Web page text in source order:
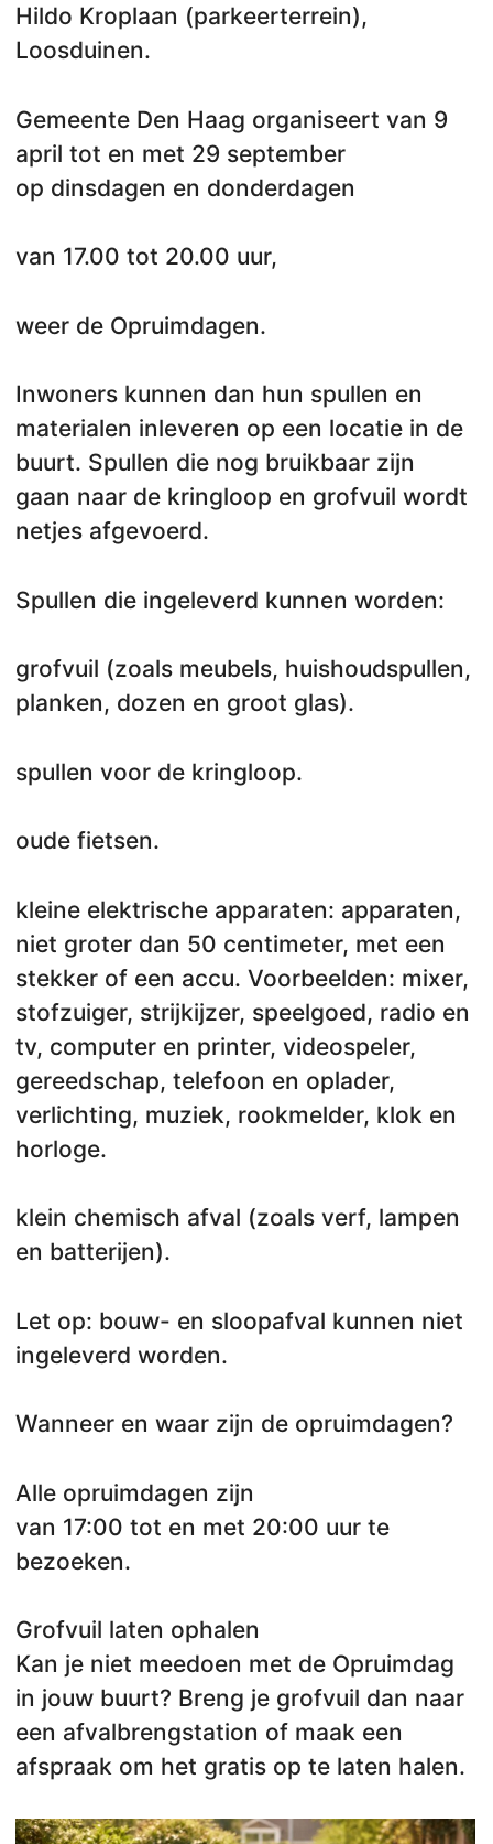
Hildo Kroplaan (parkeerterrein),
Loosduinen.
Gemeente Den Haag organiseert van 9
april tot en met 29 september
op dinsdagen en donderdagen
van 17.00 tot 20.00 uur,
weer de Opruimdagen.
Inwoners kunnen dan hun spullen en
materialen inleveren op een locatie in de
buurt. Spullen die nog bruikbaar zijn
gaan naar de kringloop en grofvuil wordt
netjes afgevoerd.
Spullen die ingeleverd kunnen worden:
grofvuil (zoals meubels, huishoudspullen,
planken, dozen en groot glas).
spullen voor de kringloop.
oude fietsen.
kleine elektrische apparaten: apparaten,
niet groter dan 50 centimeter, met een
stekker of een accu. Voorbeelden: mixer,
stofzuiger, strijkijzer, speelgoed, radio en
tv, computer en printer, videospeler,
gereedschap, telefoon en oplader,
verlichting, muziek, rookmelder, klok en
horloge.
klein chemisch afval (zoals verf, lampen
en batterijen).
Let op: bouw- en sloopafval kunnen niet
ingeleverd worden.
Wanneer en waar zijn de opruimdagen?
Alle opruimdagen zijn
van 17:00 tot en met 20:00 uur te
bezoeken.
Grofvuil laten ophalen
Kan je niet meedoen met de Opruimdag
in jouw buurt? Breng je grofvuil dan naar
een afvalbrengstation of maak een
afspraak om het gratis op te laten halen.